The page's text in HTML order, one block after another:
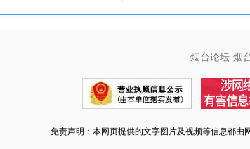
烟台论坛-烟
免责声明：本网页提供的文字图片及视频等信息都由